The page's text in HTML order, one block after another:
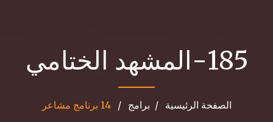
185-المشهد الختامي
الصفحة الرئيسية برامج 14 برنامج مشاعر